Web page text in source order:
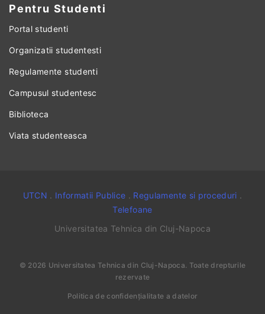
Pentru Studenti
Portal studenti
Organizatii studentesti
Regulamente studenti
Campusul studentesc
Biblioteca
Viata studenteasca
UTCN . Informatii Publice . Regulamente si proceduri .
Telefoane
Universitatea Tehnica din Cluj-Napoca
© 2026 Universitatea Tehnica din Cluj-Napoca. Toate drepturile
rezervate
Politica de confidențialitate a datelor